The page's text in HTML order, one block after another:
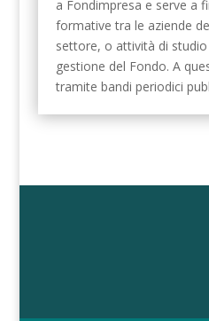
a Fondimpresa e serve a
formative tra le aziende
settore, o attività di
gestione del Fondo. A
tramite bandi periodici